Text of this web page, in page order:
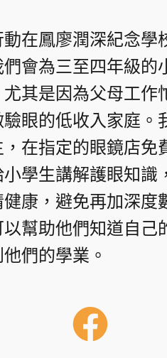
在鳳廖潤深紀念學
會為三至四年級的
其是因為父母工作
驗眼的低收入家庭。
在指定的眼鏡店免
學生講解護眼知識
康，避免再加深度
幫助他們知道自己
們的學業。